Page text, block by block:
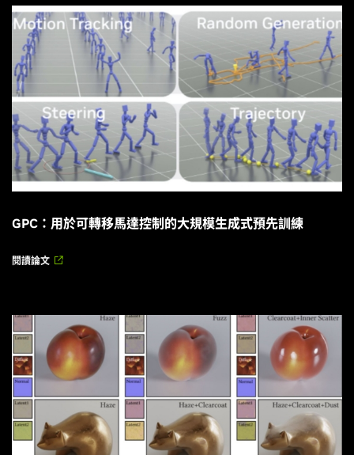
GPC：用於可轉移馬達控制的大規模生成式預先訓練
閱讀論文